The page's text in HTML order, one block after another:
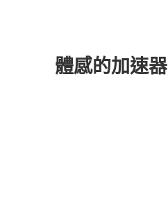
體感的加速器